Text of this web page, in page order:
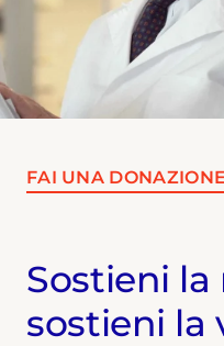
FAI UNA
Sostieni la
sostieni la